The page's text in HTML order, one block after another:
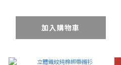
加入購物車